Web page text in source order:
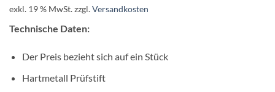
exkl. 19 % MwSt.zzgl.Versandkosten
Technische Daten:
Der Preis bezieht sich auf ein Stück
Hartmetall Prüfstift